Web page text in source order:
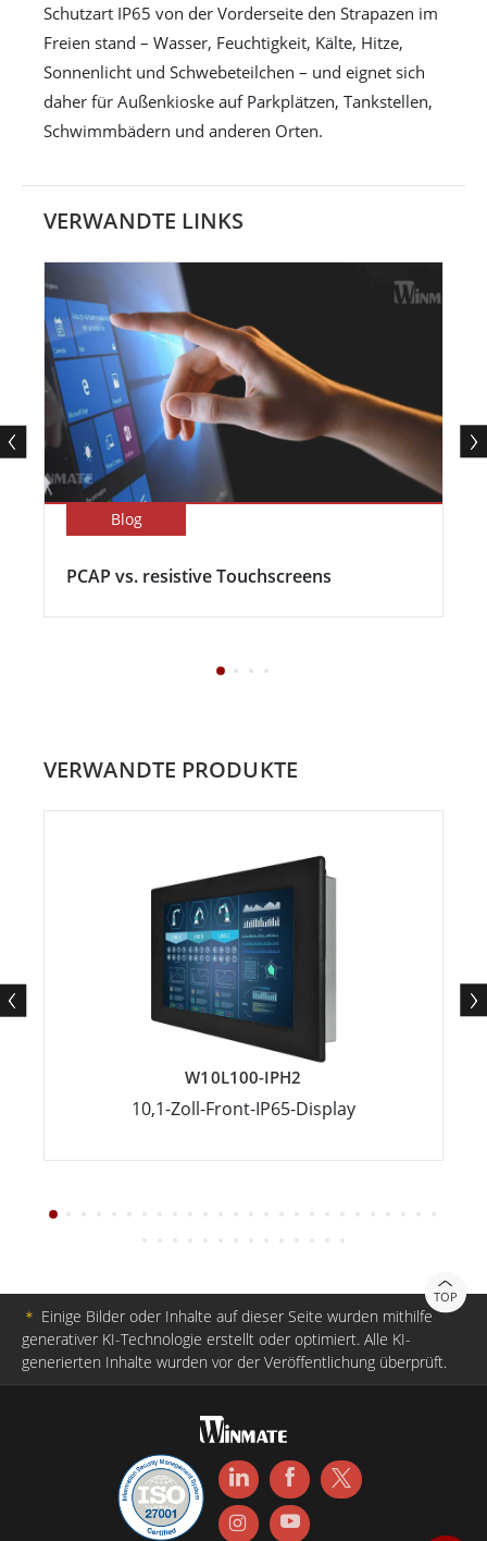
Schutzart IP65 von der Vorderseite den Strapazen im
Freien stand – Wasser, Feuchtigkeit, Kälte, Hitze,
Sonnenlicht und Schwebeteilchen – und eignet sich
daher für Außenkioske auf Parkplätzen, Tankstellen,
Schwimmbädern und anderen Orten.
VERWANDTE LINKS
Blog
PCAP vs. resistive Touchscreens
VERWANDTE PRODUKTE
W10L100-IPH2
10,1-Zoll-Front-IP65-Display
TOP
＊ Einige Bilder oder Inhalte auf dieser Seite wurden mithilfe
generativer KI-Technologie erstellt oder optimiert. Alle KI-
generierten Inhalte wurden vor der Veröffentlichung überprüft.